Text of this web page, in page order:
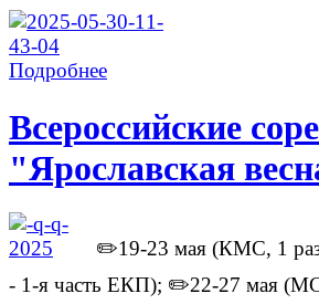
Подробнее
Всероссийские
"Ярославская
✏️19-23 мая (КМС, 1
- 1-я часть ЕКП); ✏️22-27 мая